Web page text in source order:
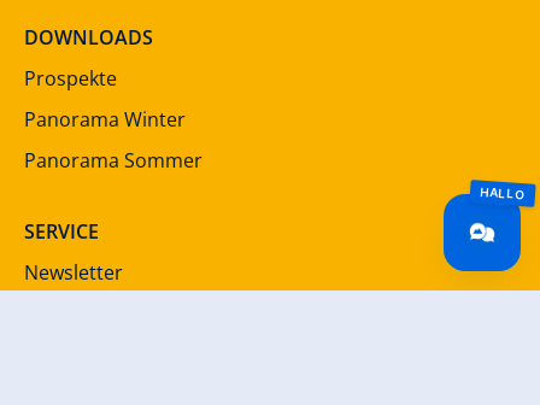
DOWNLOADS
Prospekte
Panorama Winter
Panorama Sommer
SERVICE
Newsletter